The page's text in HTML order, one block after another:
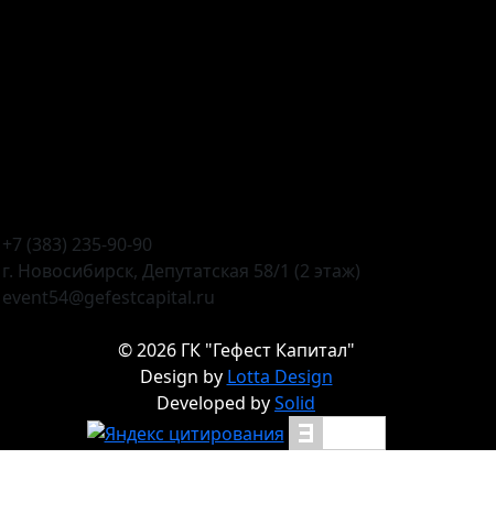
+7 (383) 235-90-90
г. Новосибирск, Депутатская 58/1 (2 этаж)
event54@gefestcapital.ru
©2026ГК "Гефест Капитал"
Design by Lotta Design
Developed bySolid